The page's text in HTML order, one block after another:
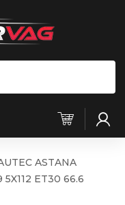
ASTANA
ET30 66.6